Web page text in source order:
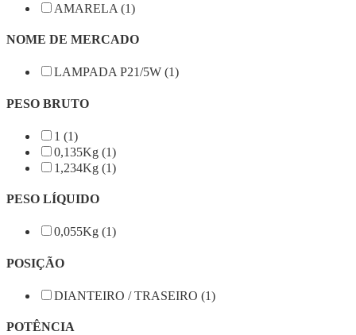
AMARELA (1)
NOME DE MERCADO
LAMPADA P21/5W (1)
PESO BRUTO
1 (1)
0,135Kg (1)
1,234Kg (1)
PESO LÍQUIDO
0,055Kg (1)
POSIÇÃO
DIANTEIRO / TRASEIRO (1)
POTÊNCIA